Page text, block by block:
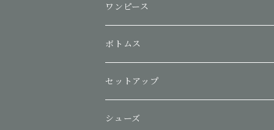
ワンピース
ボトムス
セットアップ
シューズ